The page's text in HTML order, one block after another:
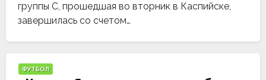
группы С, прошедшая во вторник в Каспийске,
завершилась со счетом…
ФУТБОЛ